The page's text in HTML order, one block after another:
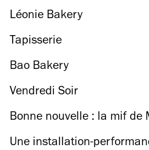
Léonie Bakery
Tapisserie
Bao Bakery
Vendredi Soir
Bonne nouvelle : la mif de
avec une boutique de
Une installation-